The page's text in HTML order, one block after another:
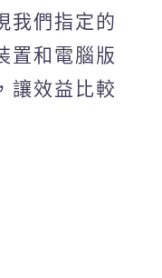
我們指定的
置和電腦版
讓效益比較